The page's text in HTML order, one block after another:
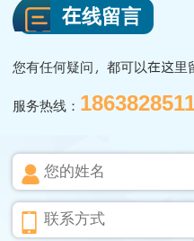
在线留言
您有任何疑问，都可以在这里
服务热线：